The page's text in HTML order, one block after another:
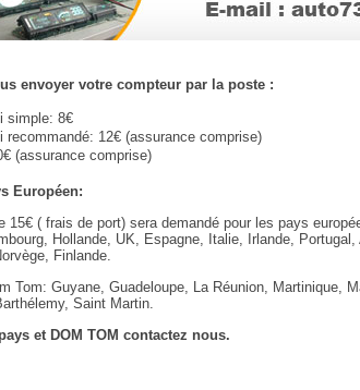
envoyer votre compteur par la poste :
simple: 8€
recommandé: 12€ (assurance comprise)
(assurance comprise)
Européen:
15€ ( frais de port) sera demandé pour les pays
Hollande, UK, Espagne, Italie, Irlande, Portugal,
Finlande.
Tom: Guyane, Guadeloupe, La Réunion, Martinique,
Saint Martin.
et DOM TOM contactez nous.